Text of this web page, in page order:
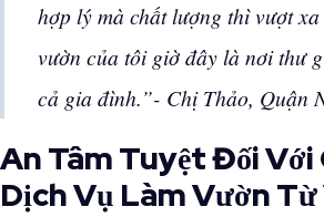
hợp lý mà chất lượng thì vượt
vườn của tôi giờ đây là nơi thư
cả gia đình.”- Chị Thảo, Quận
An Tâm Tuyệt Đối Với
Dịch Vụ Làm Vườn